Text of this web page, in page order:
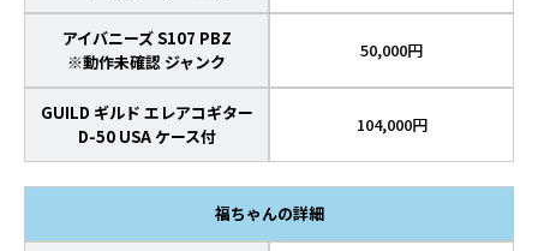
アイバニーズ S107 PBZ
※動作未確認 ジャンク
50,000円
GUILD ギルド エレアコギター
D-50 USA ケース付
104,000円
福ちゃんの詳細